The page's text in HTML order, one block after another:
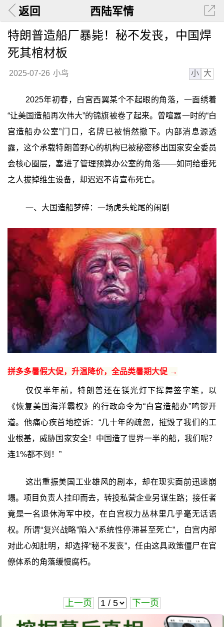
返回 西陆军情
特朗普造船厂暴毙！秘不发丧，中国焊
死其棺材板
2025-07-26 小鸟 小 大
2025年初春，白宫西翼某个不起眼的角落，一面绣着
“让美国造船再次伟大”的锦旗被卷了起来。曾喧嚣一时的“白
宫造船办公室”门口，名牌已被悄然撤下。内部消息源透
露，这个承载特朗普野心的机构已被秘密移出国家安全委员
会核心圈层，塞进了管理预算办公室的角落——如同给垂死
之人拔掉维生设备，却迟迟不肯宣布死亡。
一、大国造船梦碎：一场虎头蛇尾的闹剧
拼多多暑假大促，升温降价，全品类暑期大促 →
仅仅半年前，特朗普还在镁光灯下挥舞签字笔，以
《恢复美国海洋霸权》的行政命令为“白宫造船办”鸣锣开
道。他痛心疾首地控诉：“几十年的疏忽，摧毁了我们的工
业根基，威胁国家安全！中国造了世界一半的船，我们呢？
连1%都不到！”
这出重振美国工业雄风的剧本，却在现实面前迅速崩
塌。项目负责人挂印而去，转投私营企业另谋生路；接任者
竟是一名退休海军中校，在白宫权力丛林里几乎毫无话语
权。所谓“复兴战略”陷入“系统性停滞甚至死亡”，白宫内部
对此心知肚明，却选择“秘不发丧”，任由这具政策僵尸在官
僚体系的角落缓慢腐朽。
上一页 下一页